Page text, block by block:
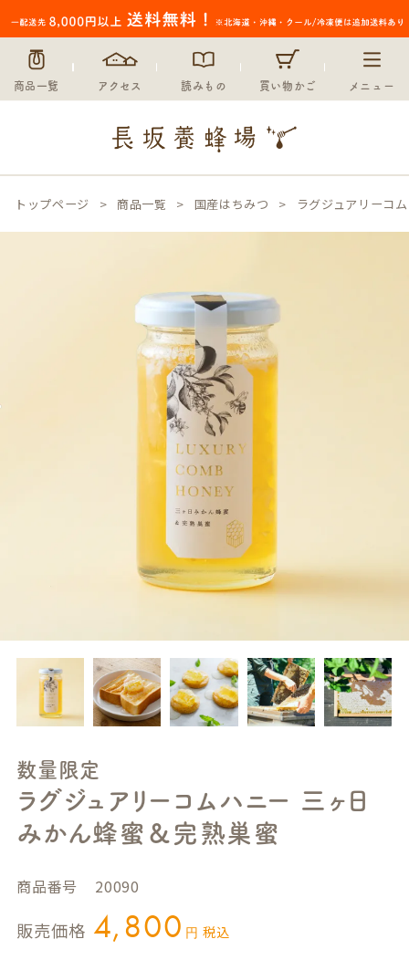
商品一覧 アクセス 読みもの 買い物かご メニュー
トップページ 商品一覧 国産はちみつ ラグジュアリーコ
数量限定
ラグジュアリーコムハニー 三ヶ日
みかん蜂蜜＆完熟巣蜜
商品番号 20090
販売価格 4,800 税込